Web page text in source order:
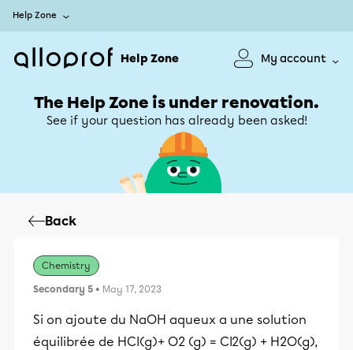
Help Zone
Help Zone My account
The Help Zone is under renovation.
See if your question has already been asked!
Back
Chemistry
Secondary 5 • May 17, 2023
Si on ajoute du NaOH aqueux a une solution
équilibrée de HCl(g)+ O2 (g) = Cl2(g) + H2O(g),